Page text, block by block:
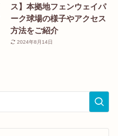
ス】本拠地フェンウェイパ
ーク球場の様子やアクセス
方法をご紹介
2024年8月14日